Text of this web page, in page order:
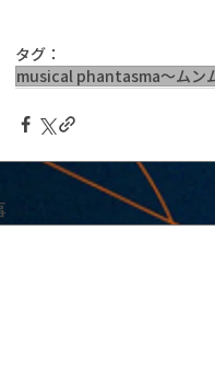
タグ：
musical phantasma〜ムン